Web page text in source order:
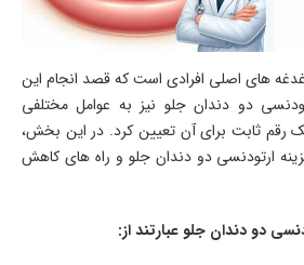
های اصلی افرادی است که قصد انجام این
دو دندان جلو نیز به عوامل مختلفی
رقم ثابت برای آن تعیین کرد. در این بخش،
ارتودنسی دو دندان جلو و راه های کاهش
دو دندان جلوعبارتند از: